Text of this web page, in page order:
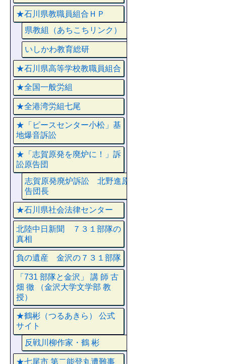
★石川県教職員組合ＨＰ
県教組（あちこちリンク）
いしかわ教育総研
★石川県高等学校教職員組合
★全国一般労組
★全港湾労組七尾
★「ピースセンター小松」基
地爆音訴訟
★「志賀原発を廃炉に！」訴
訟原告団
志賀原発廃炉訴訟 北野進原
告団長
★石川県社会法律センター
北陸中日新聞 ７３１部隊の
真相
負の遺産 金沢の７３１部隊
「731 部隊と金沢」 講 師 古
畑 徹 （金沢大学文学部 教
授）
★鶴彬（つるあきら） 公式
サイト
反戦川柳作家・鶴 彬
★七尾市 第二能登丸遭難事